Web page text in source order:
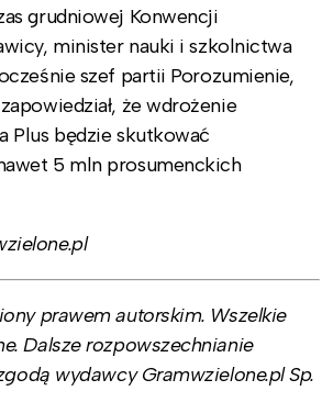
grudniowej Konwencji
minister nauki i szkolnictwa
szef partii Porozumienie,
że wdrożenie
Plus będzie skutkować
5 mln prosumenckich
prawem autorskim. Wszelkie
Dalsze rozpowszechnianie
wydawcy Gramwzielone.pl Sp.